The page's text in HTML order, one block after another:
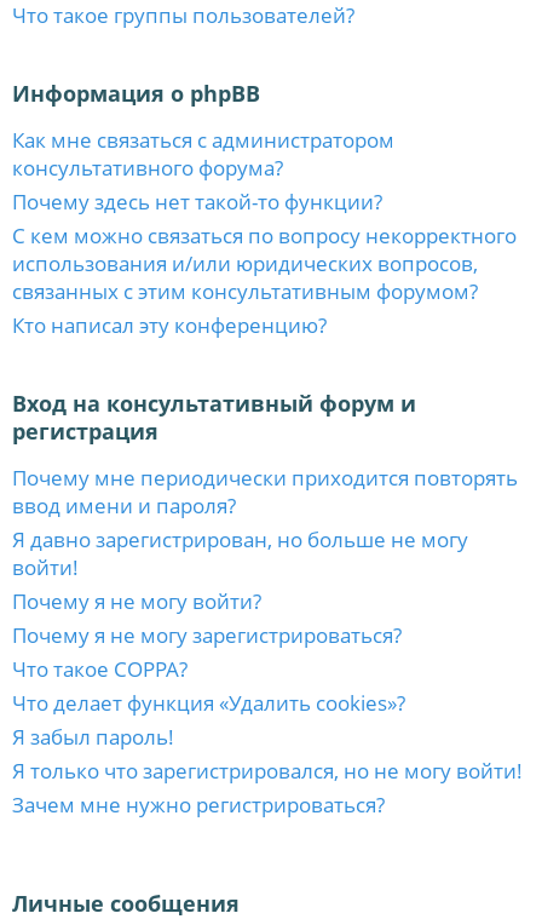
Что такое группы пользователей?
Информация о phpBB
Как мне связаться с администратором
консультативного форума?
Почему здесь нет такой-то функции?
С кем можно связаться по вопросу некорректного
использования и/или юридических вопросов,
связанных с этим консультативным форумом?
Кто написал эту конференцию?
Вход на консультативный форум и
регистрация
Почему мне периодически приходится повторять
ввод имени и пароля?
Я давно зарегистрирован, но больше не могу
войти!
Почему я не могу войти?
Почему я не могу зарегистрироваться?
Что такое COPPA?
Что делает функция «Удалить cookies»?
Я забыл пароль!
Я только что зарегистрировался, но не могу войти!
Зачем мне нужно регистрироваться?
Личные сообщения